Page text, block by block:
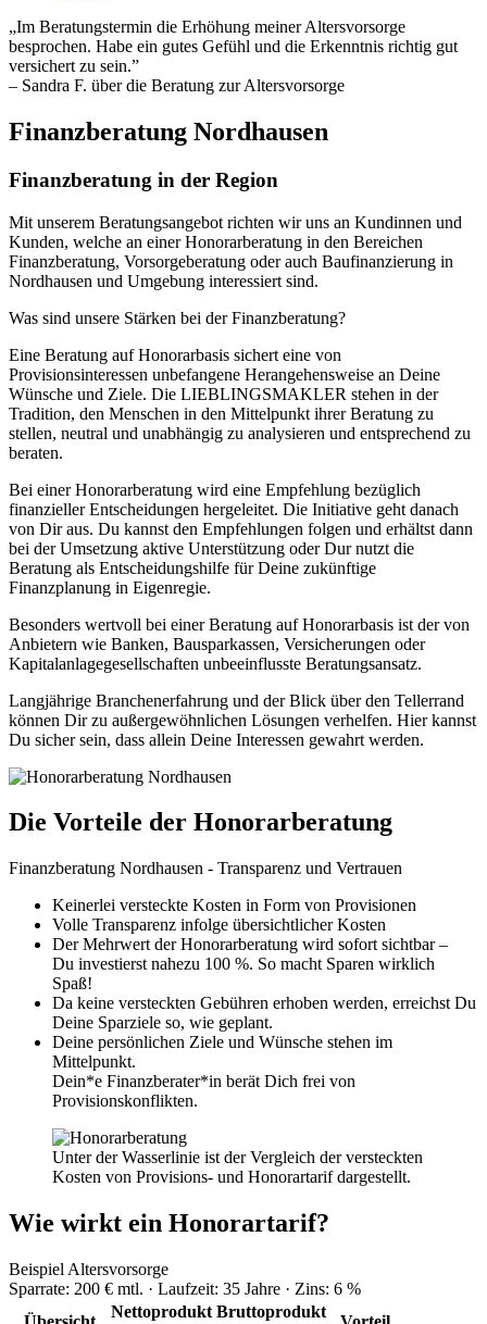
„Im Beratungstermin die Erhöhung meiner Altersvorsorge
besprochen. Habe ein gutes Gefühl und die Erkenntnis richtig gut
versichert zu sein.”
– Sandra F. über die Beratung zur Altersvorsorge
Finanzberatung Nordhausen
Finanzberatung in der Region
Mit unserem Beratungsangebot richten wir uns an Kundinnen und
Kunden, welche an einer Honorarberatung in den Bereichen
Finanzberatung, Vorsorgeberatung oder auch Baufinanzierung in
Nordhausen und Umgebung interessiert sind.
Was sind unsere Stärken bei der Finanzberatung?
Eine Beratung auf Honorarbasis sichert eine von
Provisionsinteressen unbefangene Herangehensweise an Deine
Wünsche und Ziele. Die LIEBLINGSMAKLER stehen in der
Tradition, den Menschen in den Mittelpunkt ihrer Beratung zu
stellen, neutral und unabhängig zu analysieren und entsprechend zu
beraten.
Bei einer Honorarberatung wird eine Empfehlung bezüglich
finanzieller Entscheidungen hergeleitet. Die Initiative geht danach
von Dir aus. Du kannst den Empfehlungen folgen und erhältst dann
bei der Umsetzung aktive Unterstützung oder Dur nutzt die
Beratung als Entscheidungshilfe für Deine zukünftige
Finanzplanung in Eigenregie.
Besonders wertvoll bei einer Beratung auf Honorarbasis ist der von
Anbietern wie Banken, Bausparkassen, Versicherungen oder
Kapitalanlagegesellschaften unbeeinflusste Beratungsansatz.
Langjährige Branchenerfahrung und der Blick über den Tellerrand
können Dir zu außergewöhnlichen Lösungen verhelfen. Hier kannst
Du sicher sein, dass allein Deine Interessen gewahrt werden.
Die Vorteile der Honorarberatung
Finanzberatung Nordhausen - Transparenz und Vertrauen
Keinerlei versteckte Kosten in Form von Provisionen
Volle Transparenz infolge übersichtlicher Kosten
Der Mehrwert der Honorarberatung wird sofort sichtbar –
Du investierst nahezu 100 %. So macht Sparen wirklich
Spaß!
Da keine versteckten Gebühren erhoben werden, erreichst Du
Deine Sparziele so, wie geplant.
Deine persönlichen Ziele und Wünsche stehen im
Mittelpunkt.
Dein*e Finanzberater*in berät Dich frei von
Provisionskonflikten.
Unter der Wasserlinie ist der Vergleich der versteckten
Kosten von Provisions- und Honorartarif dargestellt.
Wie wirkt ein Honorartarif?
Beispiel Altersvorsorge
Sparrate: 200 € mtl. · Laufzeit: 35 Jahre · Zins: 6 %
Netto­produkt Brutto­produkt